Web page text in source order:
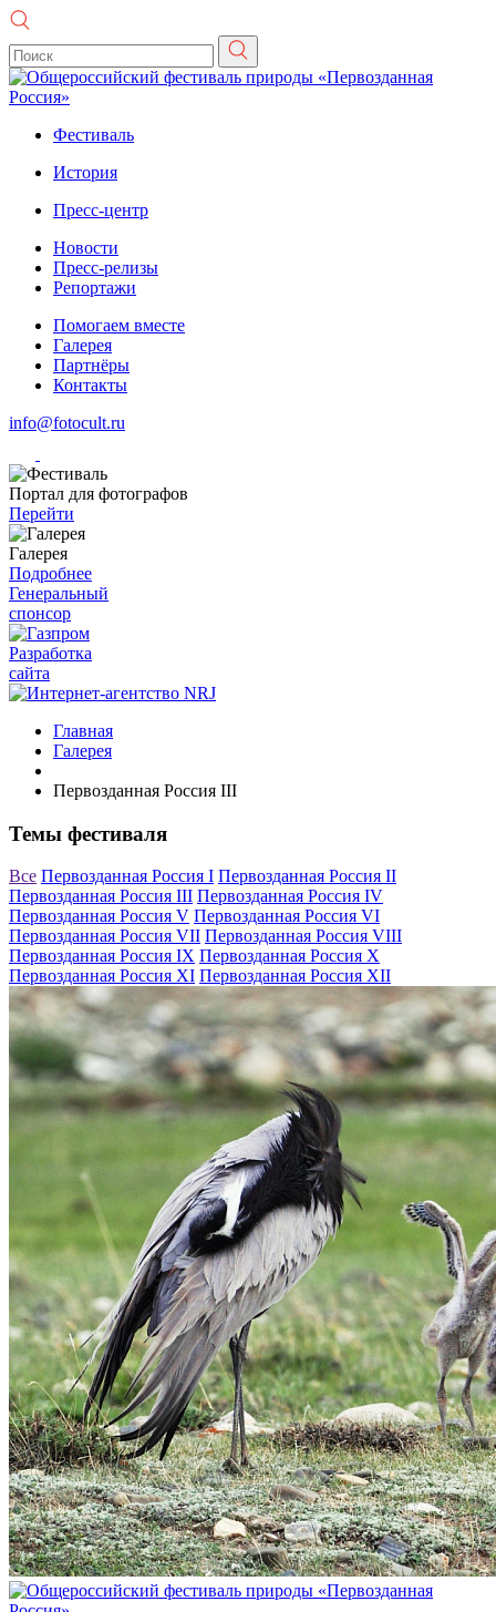
Фестиваль
История
Пресс-центр
Новости
Пресс-релизы
Репортажи
Помогаем вместе
Галерея
Партнёры
Контакты
info@fotocult.ru
Портал для фотографов
Перейти
Галерея
Подробнее
Генеральный
спонсор
Разработка
сайта
Главная
Галерея
Первозданная Россия III
Темы фестиваля
Все Первозданная Россия I Первозданная Россия II
Первозданная Россия III Первозданная Россия IV
Первозданная Россия V Первозданная Россия VI
Первозданная Россия VII Первозданная Россия VIII
Первозданная Россия IX Первозданная Россия X
Первозданная Россия XI Первозданная Россия XII